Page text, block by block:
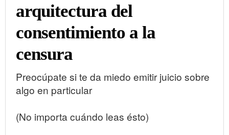
arquitectura del
consentimiento a la
censura
Preocúpate si te da miedo emitir juicio sobre
algo en particular
(No importa cuándo leas ésto)